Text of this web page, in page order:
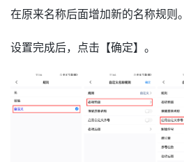
在原来名称后面增加新的名称规则。
设置完成后，点击【确定】。